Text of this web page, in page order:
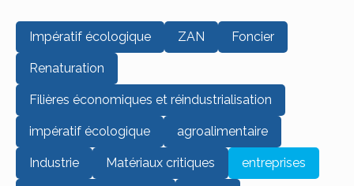
Impératif écologique ZAN Foncier
Renaturation
Filières économiques et réindustrialisation
impératif écologique agroalimentaire
Industrie Matériaux critiques entreprises